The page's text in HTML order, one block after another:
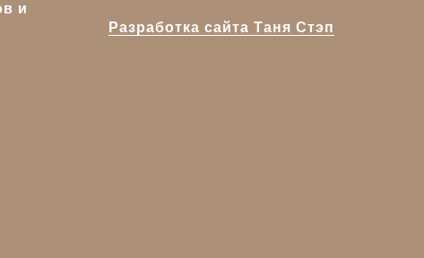
и
Разработка сайта Таня Стэп